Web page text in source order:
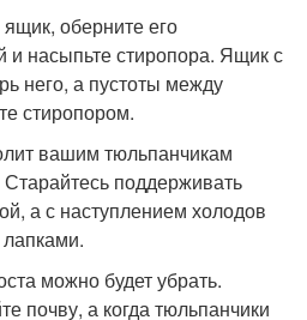
оберните его
и насыпьте стиропора. Ящик с
него, а пустоты между
стиропором.
вашим тюльпанчикам
поддерживать
а с наступлением холодов
можно будет убрать.
почву, а когда тюльпанчики